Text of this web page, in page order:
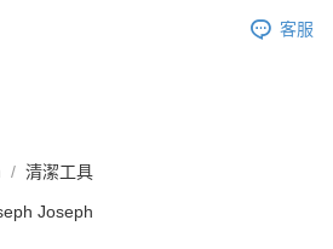
客服
清潔工具
Joseph